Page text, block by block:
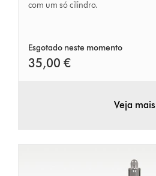
com um só cilindro.
Esgotado neste momento
35,00 €
Veja mais